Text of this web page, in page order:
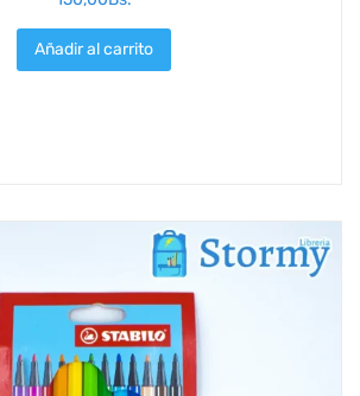
Añadir al carrito